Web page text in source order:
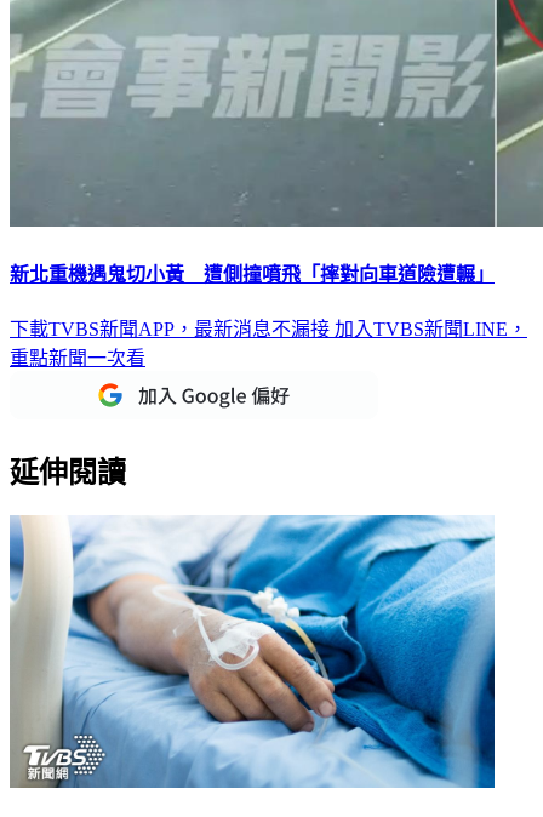
新北重機遇鬼切小黃 遭側撞噴飛「摔對向車道險遭輾」
下載TVBS新聞APP，最新消息不漏接 加入TVBS新聞LINE，
重點新聞一次看
延伸閱讀